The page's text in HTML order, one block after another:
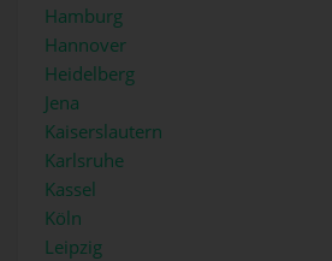
Hamburg
Hannover
Heidelberg
Jena
Kaiserslautern
Karlsruhe
Kassel
Köln
Leipzig